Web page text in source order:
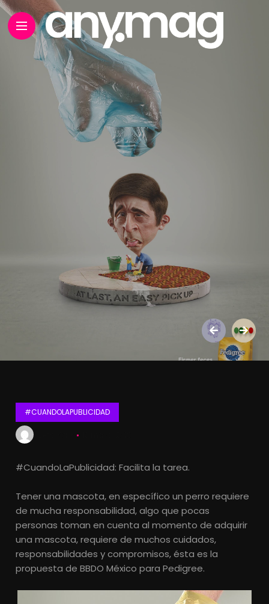
#CUANDOLAPUBLICIDAD
#CuandoLaPublicidad: Facilita la tarea.
Tener una mascota, en específico un perro requiere
de mucha responsabilidad, algo que pocas
personas toman en cuenta al momento de adquirir
una mascota, requiere de muchos cuidados,
responsabilidades y compromisos, ésta es la
propuesta de BBDO México para Pedigree.